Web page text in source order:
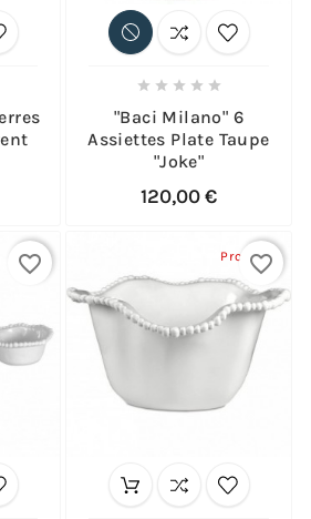
    
"Baci Milano" 6
Assiettes Plate Taupe
"Joke"
120,00 €
favorite_border Promo !
favorite_border